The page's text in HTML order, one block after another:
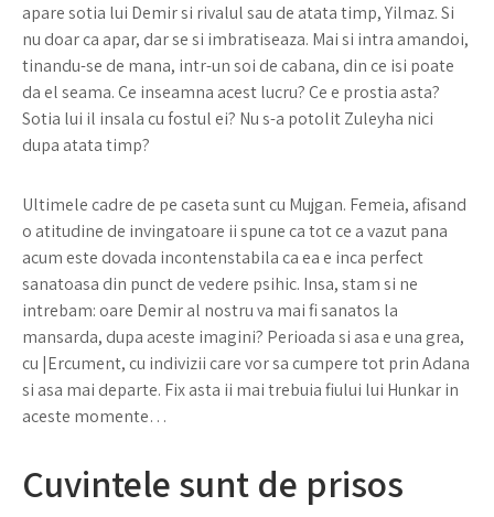
apare sotia lui Demir si rivalul sau de atata timp, Yilmaz. Si
nu doar ca apar, dar se si imbratiseaza. Mai si intra amandoi,
tinandu-se de mana, intr-un soi de cabana, din ce isi poate
da el seama. Ce inseamna acest lucru? Ce e prostia asta?
Sotia lui il insala cu fostul ei? Nu s-a potolit Zuleyha nici
dupa atata timp?
Ultimele cadre de pe caseta sunt cu Mujgan. Femeia, afisand
o atitudine de invingatoare ii spune ca tot ce a vazut pana
acum este dovada incontenstabila ca ea e inca perfect
sanatoasa din punct de vedere psihic. Insa, stam si ne
intrebam: oare Demir al nostru va mai fi sanatos la
mansarda, dupa aceste imagini? Perioada si asa e una grea,
cu |Ercument, cu indivizii care vor sa cumpere tot prin Adana
si asa mai departe. Fix asta ii mai trebuia fiului lui Hunkar in
aceste momente…
Cuvintele sunt de prisos